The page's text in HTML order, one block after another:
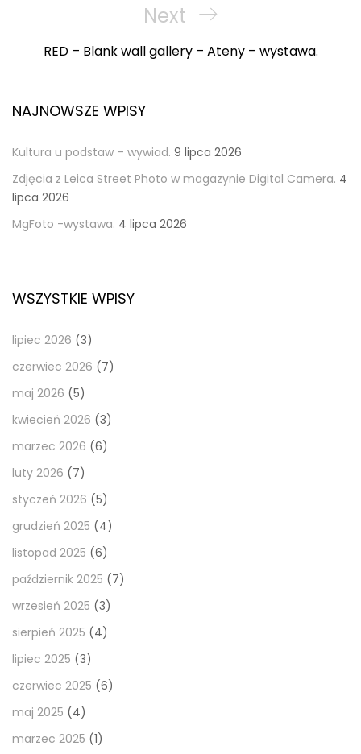
Next
Post
Next
RED – Blank wall gallery – Ateny – wystawa.
NAJNOWSZE WPISY
Kultura u podstaw – wywiad. 9 lipca 2026
Zdjęcia z Leica Street Photo w magazynie Digital Camera. 4
lipca 2026
MgFoto -wystawa. 4 lipca 2026
WSZYSTKIE WPISY
lipiec 2026 (3)
czerwiec 2026 (7)
maj 2026 (5)
kwiecień 2026 (3)
marzec 2026 (6)
luty 2026 (7)
styczeń 2026 (5)
grudzień 2025 (4)
listopad 2025 (6)
październik 2025 (7)
wrzesień 2025 (3)
sierpień 2025 (4)
lipiec 2025 (3)
czerwiec 2025 (6)
maj 2025 (4)
marzec 2025 (1)